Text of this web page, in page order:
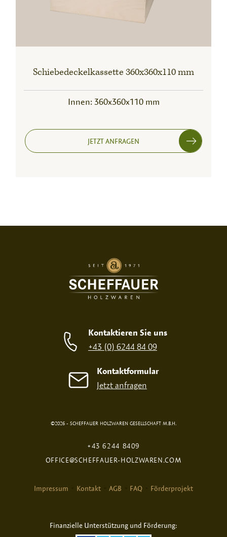
Schiebedeckelkassette 360x360x110 mm
Innen: 360x360x110 mm
JETZT ANFRAGEN
Kontaktieren Sie uns
+43 (0) 6244 84 09
Kontaktformular
Jetzt anfragen
©2026 - SCHEFFAUER HOLZWAREN GESELLSCHAFT M.B.H.
+43 6244 8409
OFFICE@SCHEFFAUER-HOLZWAREN.COM
Impressum Kontakt AGB FAQ Förderprojekt
Finanzielle Unterstützung und Förderung: